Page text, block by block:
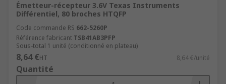
Émetteur-récepteur 3.6V Texas Instruments
Différentiel, 80 broches HTQFP
Code commande RS 662-5260P
Référence fabricant TSB41AB3PFP
Sous-total 1 unité (conditionné en plateau)
8,64 €HT 8,64 €/unité
Quantité